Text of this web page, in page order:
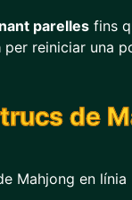
parelles fins
per reiniciar una
de